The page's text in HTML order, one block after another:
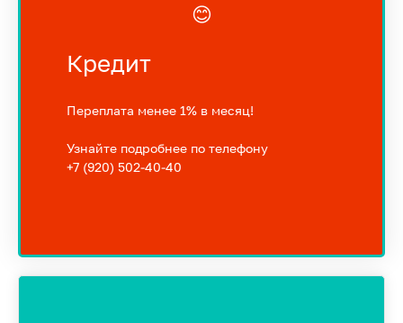
😊
Кредит
Переплата менее 1% в месяц!
Узнайте подробнее по телефону
+7 (920) 502-40-40